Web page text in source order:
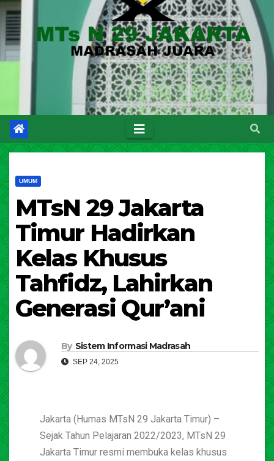
UMUM
MTsN 29 Jakarta
Timur Hadirkan
Kelas Khusus
Tahfidz, Lahirkan
Generasi Qur’ani
By Sistem Informasi Madrasah
SEP 24, 2025
Jakarta (Humas MTsN 29 Jakarta Timur) –
Sejak Tahun Pelajaran 2022/2023, MTsN 29
Jakarta Timur resmi membuka kelas khusus